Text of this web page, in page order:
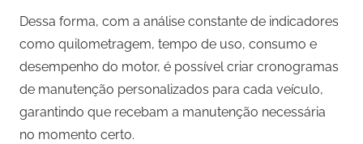
Dessa forma, com a análise constante de indicadores
como quilometragem, tempo de uso, consumo e
desempenho do motor, é possível criar cronogramas
de manutenção personalizados para cada veículo,
garantindo que recebam a manutenção necessária
no momento certo.